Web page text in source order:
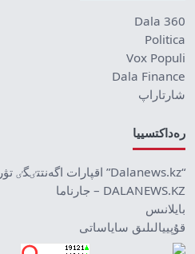
Dala 360
Politica
Vox Populi
Dala Finance
شارتاراپ
رەداكتسييا
“Dalanews.kz” اقپارات اگەنتتٸگٸ تۋرالى
DALANEWS.KZ – جارناما
بايلانىس
قۇپييالىلىق ساياساتى